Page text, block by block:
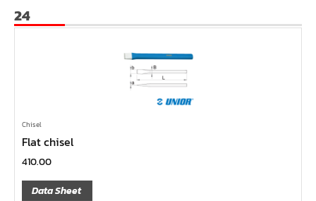
หน้าแปลนเชื่อม SUS304 JEF 300P RF
หน้าแปลนเชื่อม SUS304 JEF 150P RF
หน้าแปลนเหล็กเกลียวใน JEF PN40
หน้าแปลนเหล็กเกลียวใน JEF PN16
หน้าแปลนเหล็กเกลียวใน JEF 10K TR
หน้าแปลนเหล็กเกลียวใน JEF 150P
หน้าแปลนเหล็กสวมเชื่อม JEF SWRF 150P
หน้าแปลนเหล็กคอสูง JEF WNRF 300P
หน้าแปลนเหล็กคอสูง JEF WNRF PN40
24
Chisel
Flat chisel
410.00
Data Sheet